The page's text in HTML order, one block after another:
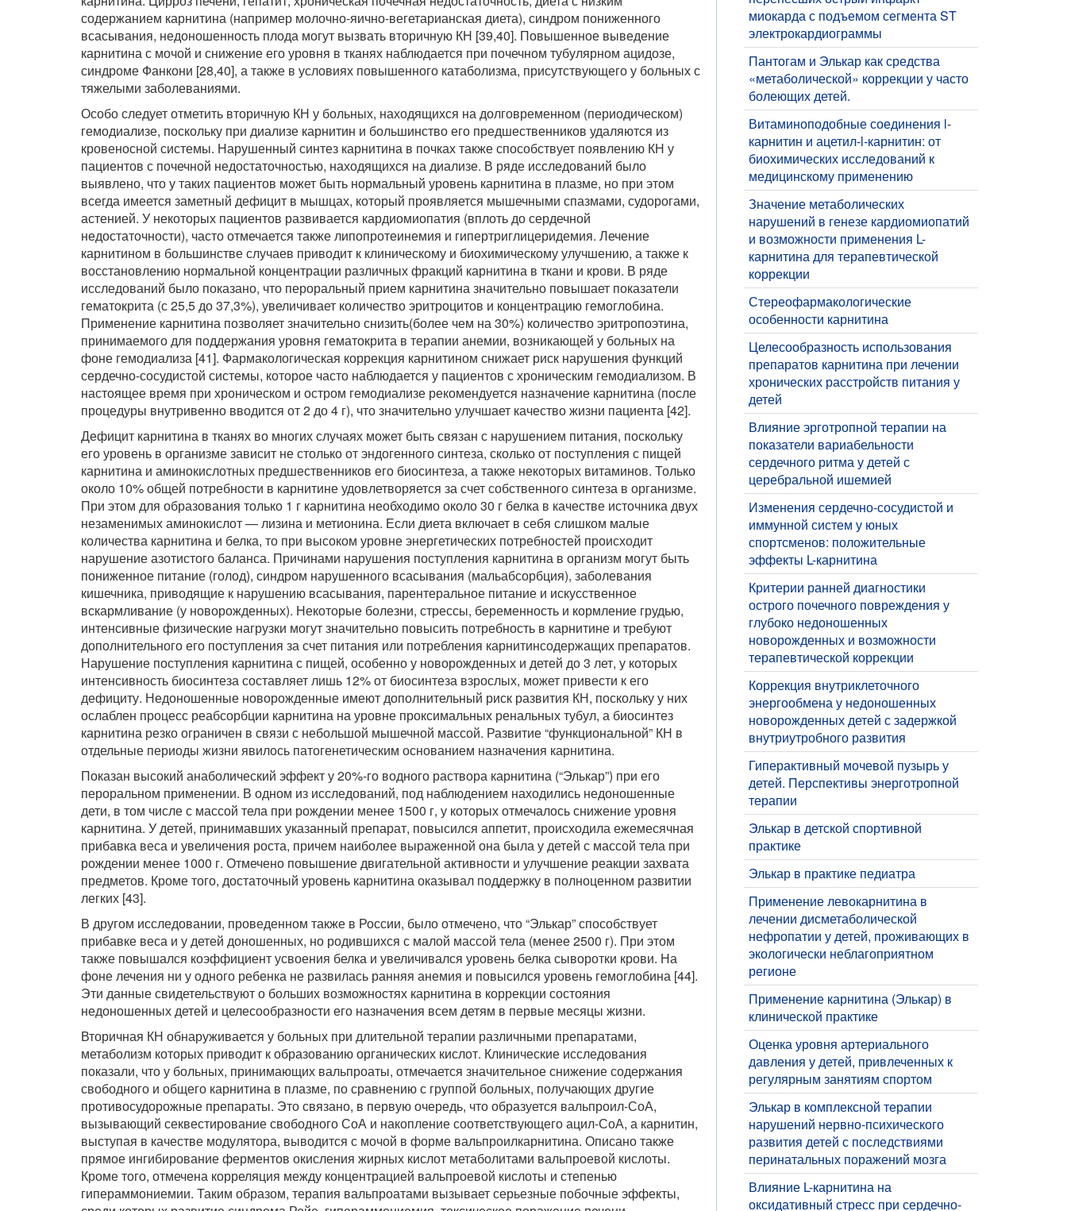
содержанием карнитина (например молочно-яично-вегетарианская диета), синдром пониженного
всасывания, недоношенность плода могут вызвать вторичную КН [39,40]. Повышенное выведение
карнитина с мочой и снижение его уровня в тканях наблюдается при почечном тубулярном ацидозе,
синдроме Фанкони [28,40], а также в условиях повышенного катаболизма, присутствующего у больных с
тяжелыми заболеваниями.
Особо следует отметить вторичную КН у больных, находящихся на долговременном (периодическом)
гемодиализе, поскольку при диализе карнитин и большинство его предшественников удаляются из
кровеносной системы. Нарушенный синтез карнитина в почках также способствует появлению КН у
пациентов с почечной недостаточностью, находящихся на диализе. В ряде исследований было
выявлено, что у таких пациентов может быть нормальный уровень карнитина в плазме, но при этом
всегда имеется заметный дефицит в мышцах, который проявляется мышечными спазмами, судорогами,
астенией. У некоторых пациентов развивается кардиомиопатия (вплоть до сердечной
недостаточности), часто отмечается также липопротеинемия и гипертриглицеридемия. Лечение
карнитином в большинстве случаев приводит к клиническому и биохимическому улучшению, а также к
восстановлению нормальной концентрации различных фракций карнитина в ткани и крови. В ряде
исследований было показано, что пероральный прием карнитина значительно повышает показатели
гематокрита (с 25,5 до 37,3%), увеличивает количество эритроцитов и концентрацию гемоглобина.
Применение карнитина позволяет значительно снизить(более чем на 30%) количество эритропоэтина,
принимаемого для поддержания уровня гематокрита в терапии анемии, возникающей у больных на
фоне гемодиализа [41]. Фармакологическая коррекция карнитином снижает риск нарушения функций
сердечно-сосудистой системы, которое часто наблюдается у пациентов с хроническим гемодиализом. В
настоящее время при хроническом и остром гемодиализе рекомендуется назначение карнитина (после
процедуры внутривенно вводится от 2 до 4 г), что значительно улучшает качество жизни пациента [42].
Дефицит карнитина в тканях во многих случаях может быть связан с нарушением питания, поскольку
его уровень в организме зависит не столько от эндогенного синтеза, сколько от поступления с пищей
карнитина и аминокислотных предшественников его биосинтеза, а также некоторых витаминов. Только
около 10% общей потребности в карнитине удовлетворяется за счет собственного синтеза в организме.
При этом для образования только 1 г карнитина необходимо около 30 г белка в качестве источника двух
незаменимых аминокислот — лизина и метионина. Если диета включает в себя слишком малые
количества карнитина и белка, то при высоком уровне энергетических потребностей происходит
нарушение азотистого баланса. Причинами нарушения поступления карнитина в организм могут быть
пониженное питание (голод), синдром нарушенного всасывания (мальабсорбция), заболевания
кишечника, приводящие к нарушению всасывания, парентеральное питание и искусственное
вскармливание (у новорожденных). Некоторые болезни, стрессы, беременность и кормление грудью,
интенсивные физические нагрузки могут значительно повысить потребность в карнитине и требуют
дополнительного его поступления за счет питания или потребления карнитинсодержащих препаратов.
Нарушение поступления карнитина с пищей, особенно у новорожденных и детей до 3 лет, у которых
интенсивность биосинтеза составляет лишь 12% от биосинтеза взрослых, может привести к его
дефициту. Недоношенные новорожденные имеют дополнительный риск развития КН, поскольку у них
ослаблен процесс реабсорбции карнитина на уровне проксимальных ренальных тубул, а биосинтез
карнитина резко ограничен в связи с небольшой мышечной массой. Развитие “функциональной” КН в
отдельные периоды жизни явилось патогенетическим основанием назначения карнитина.
Показан высокий анаболический эффект у 20%-го водного раствора карнитина (“Элькар”) при его
пероральном применении. В одном из исследований, под наблюдением находились недоношенные
дети, в том числе с массой тела при рождении менее 1500 г, у которых отмечалось снижение уровня
карнитина. У детей, принимавших указанный препарат, повысился аппетит, происходила ежемесячная
прибавка веса и увеличения роста, причем наиболее выраженной она была у детей с массой тела при
рождении менее 1000 г. Отмечено повышение двигательной активности и улучшение реакции захвата
предметов. Кроме того, достаточный уровень карнитина оказывал поддержку в полноценном развитии
легких [43].
В другом исследовании, проведенном также в России, было отмечено, что “Элькар” способствует
прибавке веса и у детей доношенных, но родившихся с малой массой тела (менее 2500 г). При этом
также повышался коэффициент усвоения белка и увеличивался уровень белка сыворотки крови. На
фоне лечения ни у одного ребенка не развилась ранняя анемия и повысился уровень гемоглобина [44].
Эти данные свидетельствуют о больших возможностях карнитина в коррекции состояния
недоношенных детей и целесообразности его назначения всем детям в первые месяцы жизни.
Вторичная КН обнаруживается у больных при длительной терапии различными препаратами,
метаболизм которых приводит к образованию органических кислот. Клинические исследования
показали, что у больных, принимающих вальпроаты, отмечается значительное снижение содержания
свободного и общего карнитина в плазме, по сравнению с группой больных, получающих другие
противосудорожные препараты. Это связано, в первую очередь, что образуется вальпроил-СоА,
вызывающий секвестирование свободного СоА и накопление соответствующего ацил-СоА, а карнитин,
выступая в качестве модулятора, выводится с мочой в форме вальпроилкарнитина. Описано также
прямое ингибирование ферментов окисления жирных кислот метаболитами вальпроевой кислоты.
Кроме того, отмечена корреляция между концентрацией вальпроевой кислоты и степенью
гипераммониемии. Таким образом, терапия вальпроатами вызывает серьезные побочные эффекты,
миокарда с подъемом сегмента ST
электрокардиограммы
Пантогам и Элькар как средства
«метаболической» коррекции у часто
болеющих детей.
Витаминоподобные соединения l-
карнитин и ацетил-l-карнитин: от
биохимических исследований к
медицинскому применению
Значение метаболических
нарушений в генезе кардиомиопатий
и возможности применения L-
карнитина для терапевтической
коррекции
Стереофармакологические
особенности карнитина
Целесообразность использования
препаратов карнитина при лечении
хронических расстройств питания у
детей
Влияние эрготропной терапии на
показатели вариабельности
сердечного ритма у детей с
церебральной ишемией
Изменения сердечно-сосудистой и
иммунной систем у юных
спортсменов: положительные
эффекты L-карнитина
Критерии ранней диагностики
острого почечного повреждения у
глубоко недоношенных
новорожденных и возможности
терапевтической коррекции
Коррекция внутриклеточного
энергообмена у недоношенных
новорожденных детей с задержкой
внутриутробного развития
Гиперактивный мочевой пузырь у
детей. Перспективы энерготропной
терапии
Элькар в детской спортивной
практике
Элькар в практике педиатра
Применение левокарнитина в
лечении дисметаболической
нефропатии у детей, проживающих в
экологически неблагоприятном
регионе
Применение карнитина (Элькар) в
клинической практике
Оценка уровня артериального
давления у детей, привлеченных к
регулярным занятиям спортом
Элькар в комплексной терапии
нарушений нервно-психического
развития детей с последствиями
перинатальных поражений мозга
Влияние L-карнитина на
оксидативный стресс при сердечно-